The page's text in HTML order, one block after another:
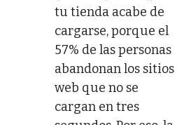
tu tienda acabe de
cargarse, porque el
57% de las personas
abandonan los sitios
web que no se
cargan en tres